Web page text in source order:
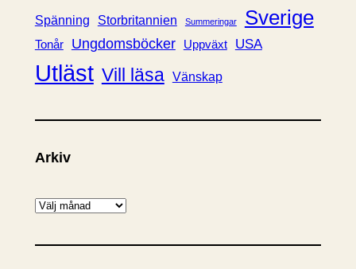
Spänning Storbritannien Summeringar Sverige
Tonår Ungdomsböcker Uppväxt USA
Utläst Vill läsa Vänskap
Arkiv
A
k